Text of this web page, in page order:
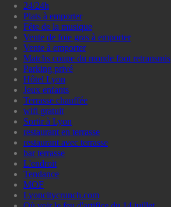
24/24h
Plats à emporter
Fête de la musique
Vente de foie gras à emporter
Vente à emporter
Matchs coupe du monde foot retransmis
Parking privé
Hôtel Lyon
Jeux enfants
Terrasse chauffée
wifi gratuit
Sortir à Lyon
restaurant en terrasse
restaurant avec terrasse
bar terrasse
L'endroit
Tendance
MOF
Lyoncitycrunch.com